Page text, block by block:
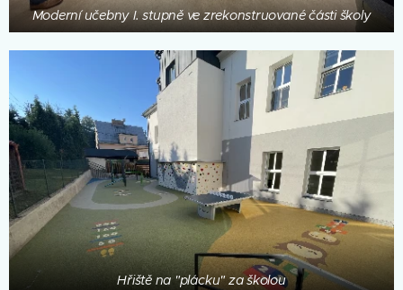
Moderní učebny I. stupně ve zrekonstruované části školy
Hřiště na "plácku" za školou